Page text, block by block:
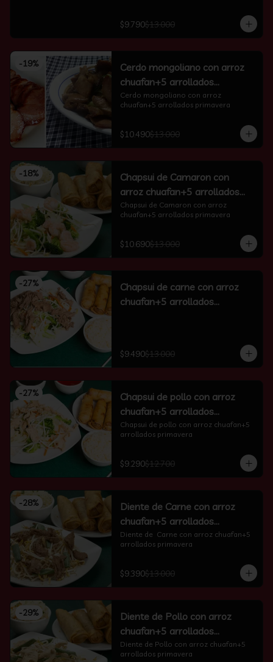
$9.790$13.000
-19%
Cerdo mongoliano con arroz
chuafan+5 arrollados
primavera
Cerdo mongoliano con arroz
chuafan+5 arrollados primavera
$10.490$13.000
-18%
Chapsui de Camaron con
arroz chuafan+5 arrollados
primavera
Chapsui de Camaron con arroz
chuafan+5 arrollados primavera
$10.690$13.000
-27%
Chapsui de carne con arroz
chuafan+5 arrollados
$9.490$13.000
-27%
Chapsui de pollo con arroz
chuafan+5 arrollados
primavera
Chapsui de pollo con arroz chuafan+5
arrollados primavera
$9.290$12.700
-28%
Diente de Carne con arroz
chuafan+5 arrollados
primavera
Diente de  Carne con arroz chuafan+5
arrollados primavera
$9.390$13.000
-29%
Diente de Pollo con arroz
chuafan+5 arrollados
primavera
Diente de Pollo con arroz chuafan+5
arrollados primavera